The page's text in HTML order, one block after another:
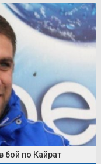
бой по Кайрат